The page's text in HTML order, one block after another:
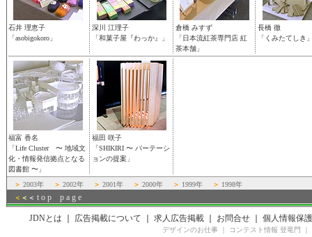
石井 理恵子
「asobigokoro」
深川 江理子
「和菓子屋『わっか』」
倉橋 みすず
「日本流紅茶専門店 紅
茶本舗」
長橋 徹
「くみたてしき
福富 香名
「Life Cluster 〜 地域文
化・情報発信拠点となる
図書館 〜」
福田 咲子
「SHIKIRI 〜 パーテーシ
ョンの提案」
＞ 2003年 ＞ 2002年 ＞ 2001年 ＞ 2000年 ＞ 1999年 ＞ 1998年
＜ ＜ ＜ t o p p a g e
JDNとは 広告掲載について 求人広告掲載｜ お問合せ｜ 個人情報保
デザインのお仕事｜ コンテスト情報 登竜門